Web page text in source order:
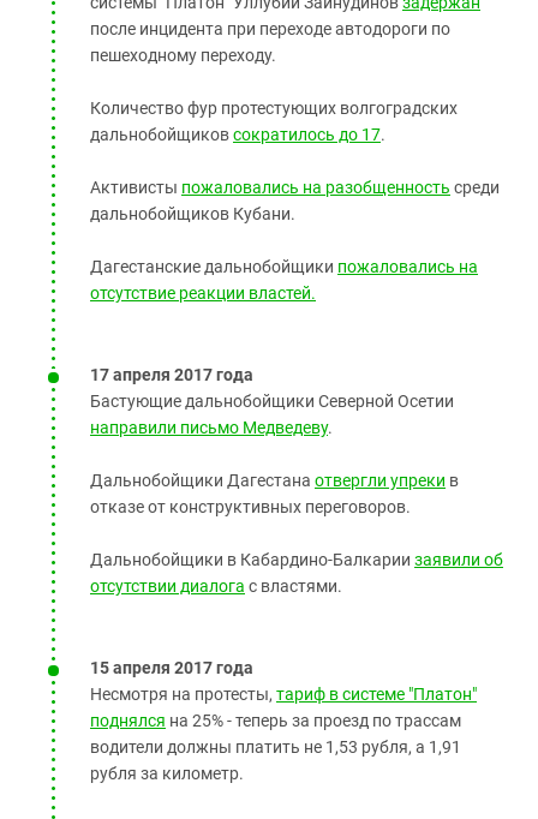
после инцидента при переходе автодороги по
пешеходному переходу.
Количество фур протестующих волгоградских
дальнобойщиковсократилось до 17.
Активисты пожаловались на разобщенность среди
дальнобойщиков Кубани.
Дагестанские дальнобойщики пожаловались на
отсутствие реакции властей.
17 апреля 2017 года
Бастующие дальнобойщики Северной Осетии
направили письмо Медведеву.
Дальнобойщики Дагестана отвергли упреки в
отказе от конструктивных переговоров.
Дальнобойщики в Кабардино-Балкарии заявили об
отсутствии диалога с властями.
15 апреля 2017 года
Несмотря на протесты, тариф в системе "Платон"
поднялся на 25% - теперь за проезд по трассам
водители должны платить не 1,53 рубля, а 1,91
рубля за километр.